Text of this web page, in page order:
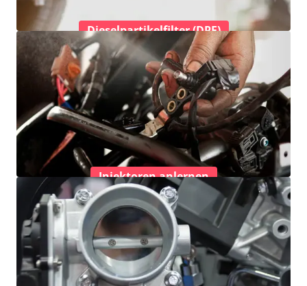
Dieselpartikelfilter (DPF)
Injektoren anlernen